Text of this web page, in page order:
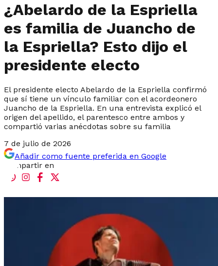
¿Abelardo de la Espriella
es familia de Juancho de
la Espriella? Esto dijo el
presidente electo
El presidente electo Abelardo de la Espriella confirmó
que sí tiene un vínculo familiar con el acordeonero
Juancho de la Espriella. En una entrevista explicó el
origen del apellido, el parentesco entre ambos y
compartió varias anécdotas sobre su familia
7 de julio de 2026
Añadir como fuente preferida en Google
Compartir en